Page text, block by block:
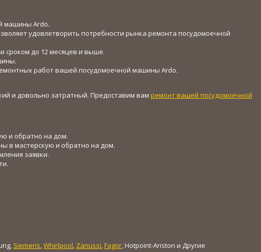
машины Ardo.
удовлетворить потребности рынка ремонта посудомоечной
сроком до 12 месяцев и выше.
работ вашей посудомоечной машины Ardo.
и довольно затратный. Предоставим вам ремонт вашей посудомоечной
и обратно на дом.
в мастерскую и обратно на дом.
заявки.
Siemens,Whirlpool, Zanussi, Fagor, Hotpoint-Ariston и Другие